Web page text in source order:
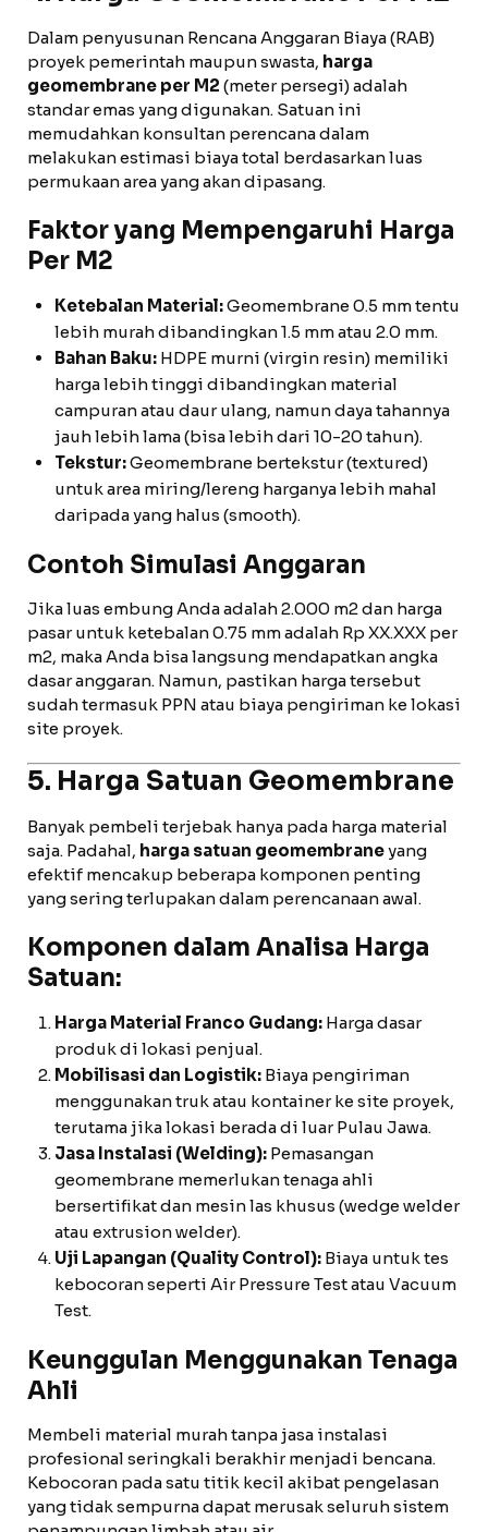
Dalam penyusunan Rencana Anggaran Biaya (RAB)
proyek pemerintah maupun swasta, harga
geomembrane per M2 (meter persegi) adalah
standar emas yang digunakan. Satuan ini
memudahkan konsultan perencana dalam
melakukan estimasi biaya total berdasarkan luas
permukaan area yang akan dipasang.
Faktor yang Mempengaruhi Harga
Per M2
Ketebalan Material:Geomembrane 0.5 mm tentu
lebih murah dibandingkan 1.5 mm atau 2.0 mm.
Bahan Baku: HDPE murni (virgin resin) memiliki
harga lebih tinggi dibandingkan material
campuran atau daur ulang, namun daya tahannya
jauh lebih lama (bisa lebih dari 10-20 tahun).
Tekstur:Geomembrane bertekstur (textured)
untuk area miring/lereng harganya lebih mahal
daripada yang halus (smooth).
Contoh Simulasi Anggaran
Jika luas embung Anda adalah 2.000 m2 dan harga
pasar untuk ketebalan 0.75 mm adalah Rp XX.XXX per
m2, maka Anda bisa langsung mendapatkan angka
dasar anggaran. Namun, pastikan harga tersebut
sudah termasuk PPN atau biaya pengiriman ke lokasi
site proyek.
5. Harga Satuan Geomembrane
Banyak pembeli terjebak hanya pada harga material
saja. Padahal, harga satuan geomembraneyang
efektif mencakup beberapa komponen penting
yang sering terlupakan dalam perencanaan awal.
Komponen dalam Analisa Harga
Satuan:
Harga Material Franco Gudang: Harga dasar
produk di lokasi penjual.
Mobilisasi dan Logistik: Biaya pengiriman
menggunakan truk atau kontainer ke site proyek,
terutama jika lokasi berada di luar Pulau Jawa.
Jasa Instalasi (Welding): Pemasangan
geomembrane memerlukan tenaga ahli
bersertifikat dan mesin las khusus (wedge welder
atau extrusion welder).
Uji Lapangan (Quality Control): Biaya untuk tes
kebocoran seperti Air Pressure Test atau Vacuum
Test.
Keunggulan Menggunakan Tenaga
Ahli
Membeli material murah tanpa jasa instalasi
profesional seringkali berakhir menjadi bencana.
Kebocoran pada satu titik kecil akibat pengelasan
yang tidak sempurna dapat merusak seluruh sistem